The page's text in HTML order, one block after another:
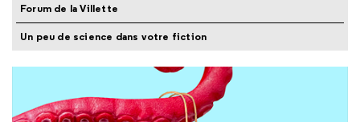
Forum de la Villette
Un peu de science dans votre fiction